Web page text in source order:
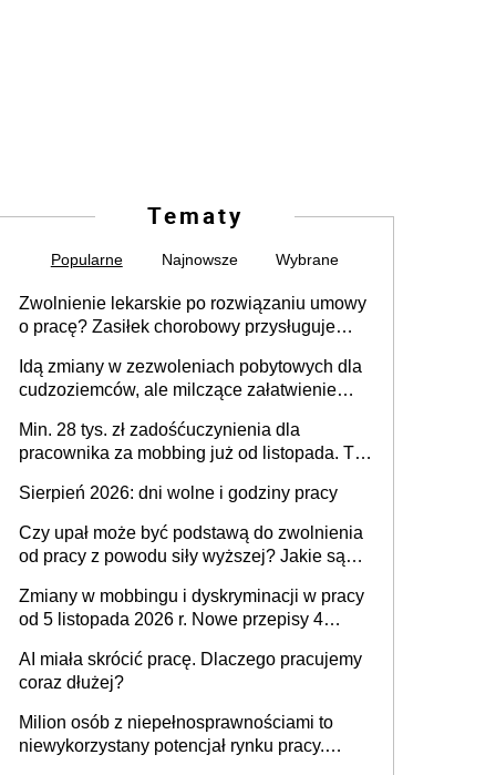
Tematy
Popularne Najnowsze Wybrane
Zwolnienie lekarskie po rozwiązaniu umowy
o pracę? Zasiłek chorobowy przysługuje
dni od ustania stosunku pracy
Idą zmiany w zezwoleniach pobytowych dla
cudzoziemców, ale milczące załatwienie
Min. 28 tys. zł zadośćuczynienia dla
pracownika za mobbing już od listopada. To
zespołu
Sierpień 2026: dni wolne i godziny pracy
Czy upał może być podstawą do zwolnienia
od pracy z powodu siły wyższej? Jakie są
Zmiany w mobbingu i dyskryminacji w pracy
od 5 listopada 2026 r. Nowe przepisy 4
Ustaw
AI miała skrócić pracę. Dlaczego pracujemy
coraz dłużej?
Milion osób z niepełnosprawnościami to
niewykorzystany potencjał rynku pracy.